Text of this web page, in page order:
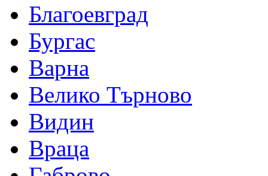
Благоевград
Бургас
Варна
Велико Търново
Видин
Враца